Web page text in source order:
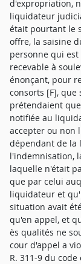
d'expropriation,
liquidateur
était pourtant le
offre, la saisine
personne qui
recevable à
énonçant, pour
consorts [F],
prétendaient
notifiée au
accepter ou non
dépendant de
l'indemnisation,
laquelle n'était
que par celui
liquidateur et
situation avait
qu'en appel, et
ès qualités ne
cour d'appel a
R. 311-9 du